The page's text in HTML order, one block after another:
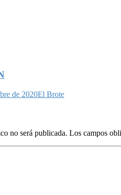
de 2020El Brote
no será publicada. Los campos